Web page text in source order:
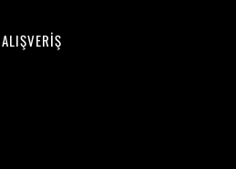
ALIŞVERİŞ